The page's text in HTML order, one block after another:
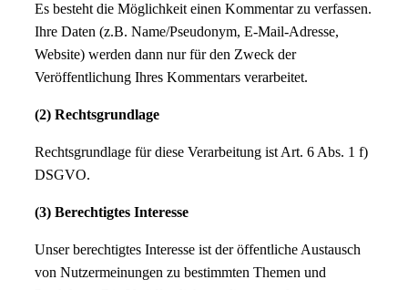
Es besteht die Möglichkeit einen Kommentar zu verfassen.
Ihre Daten (z.B. Name/Pseudonym, E-Mail-Adresse,
Website) werden dann nur für den Zweck der
Veröffentlichung Ihres Kommentars verarbeitet.
(2) Rechtsgrundlage
Rechtsgrundlage für diese Verarbeitung ist Art. 6 Abs. 1 f)
DSGVO.
(3) Berechtigtes Interesse
Unser berechtigtes Interesse ist der öffentliche Austausch
von Nutzermeinungen zu bestimmten Themen und